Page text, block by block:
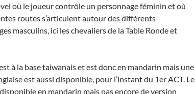
où le joueur contrôle un personnage féminin et où
routes s’articulent autour des différents
masculins, ici les chevaliers de la Table Ronde et
à la base taiwanais et est donc en mandarin mais une
est aussi disponible, pour l’instant du 1er ACT. Le
en mandarin mais pas encore de version